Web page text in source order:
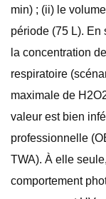
min) ; (ii) le
période (75 L). En
la concentration
respiratoire
maximale de
valeur est bien
professionnelle
TWA). À elle
comportement